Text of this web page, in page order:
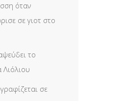
όταν
σε γιοτ στο
το
Λιόλιου
σε